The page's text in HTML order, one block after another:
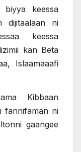
biyya keessa
dijitaalaan ni
keessa
kan Beta
Islaamaaafi
Kibbaan
fannifaman ni
gaangee